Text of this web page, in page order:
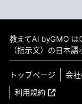
教えてAI byGMO は
（指示文）の日本語
トップページ 会
利用規約